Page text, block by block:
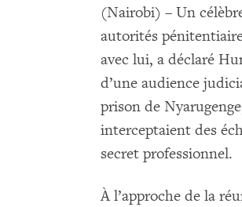
(Nairobi) – Un
autorités
avec lui, a déclaré
d’une audience
prison de
interceptaient des
secret professionnel.
À l’approche de la